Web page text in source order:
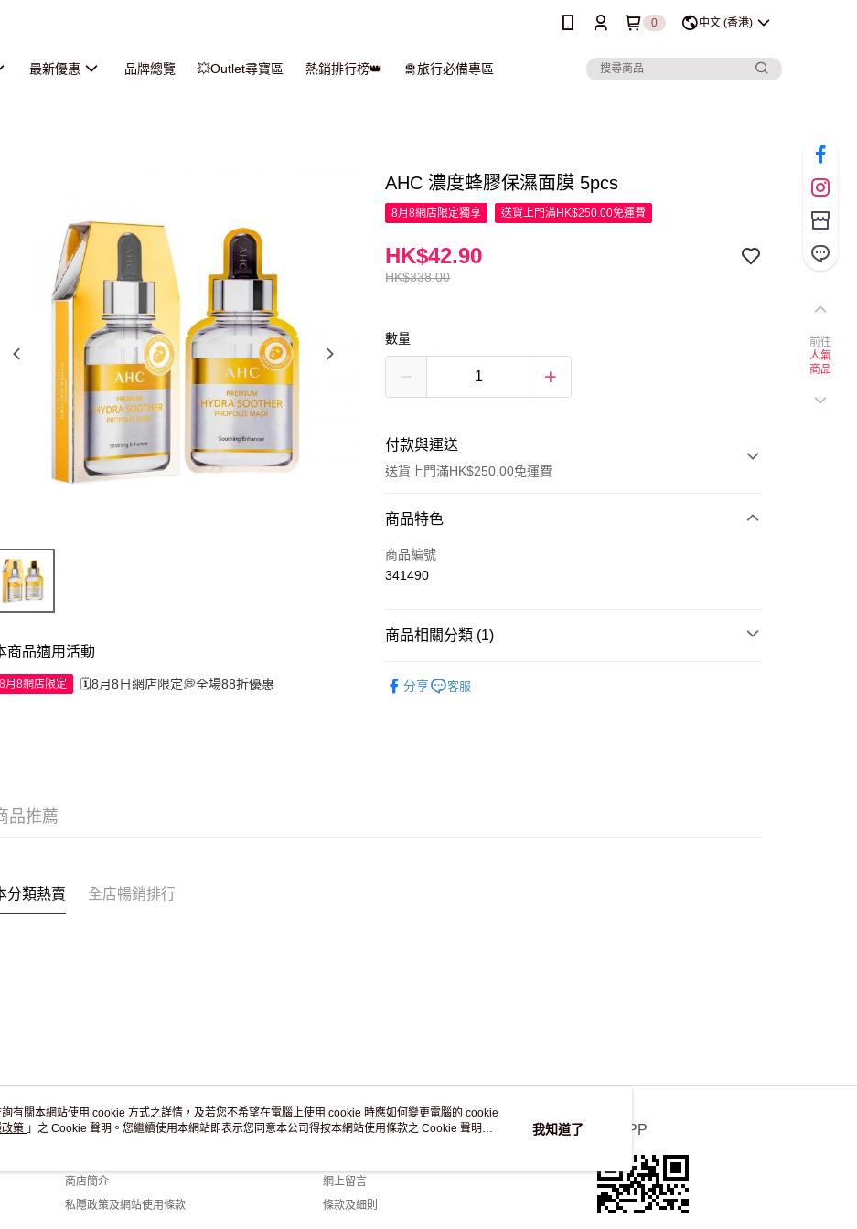
0 中文 (香港)
最新優惠 品牌總覽 💥Outlet尋寶區 熱銷排行榜👑 🛅旅行必備專區
商品適用活動
8月8網店限定 🗓️8月8日網店限定💭全場88折優惠
AHC 濃度蜂膠保濕面膜 5pcs
8月8網店限定獨享 送貨上門滿HK$250.00免運費
HK$338.00
HK$42.90
數量
付款與運送
送貨上門滿HK$250.00免運費
付款方式
信用卡
商品特色
商品編號
341490
商品相關分類 (1)
分享
客服
品推薦
分類熱賣 全店暢銷排行
關於我們
商店簡介
私隱政策及網站使用條款
客戶服務
網上留言
條款及細則
官方APP
前往
人氣
商品
有關本網站使用 cookie 方式之詳情，及若您不希望在電腦上使用 cookie 時應如何變更電腦的 cookie
策 」之 Cookie 聲明。您繼續使用本網站即表示您同意本公司得按本網站使用條款之 Cookie 聲明使
我知道了